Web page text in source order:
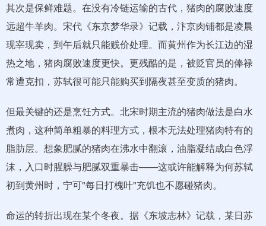
其次是保鲜难题。在没有冷链运输的古代，猪肉的腐败速度
远超牛羊肉。宋代《东京梦华录》记载，汴京肉铺都是凌晨
现宰现卖，到午后就只能贱价处理。而黄州作为长江边的湿
热之地，猪肉腐败速度更快。更残酷的是，被贬官员的俸禄
常遭克扣，苏轼很可能只能购买到隔夜甚至变质的猪肉。
但最关键的还是烹饪方式。北宋时期主流的猪肉做法是白水
煮肉，这种简单粗暴的料理方式，根本无法处理猪肉特有的
脂肪层。想象肥腻的猪肉在沸水中翻滚，油脂凝结成白色浮
沫，入口时腥臊与肥腻双重暴击——这或许能解释为何苏轼
初到黄州时，宁可"每日打槐叶"充饥也不愿碰猪肉。
命运的转折出现在某个冬夜。据《东坡志林》记载，某日苏